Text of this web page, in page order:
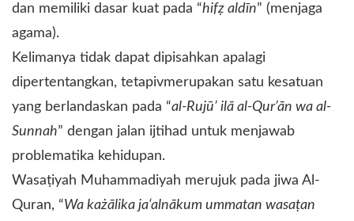
dan memiliki dasar kuat pada “hifẓ aldīn” (menjaga
agama).
Kelimanya tidak dapat dipisahkan apalagi
dipertentangkan, tetapivmerupakan satu kesatuan
yang berlandaskan pada “al-Rujū’ ilā al-Qur’ān wa al-
Sunnah” dengan jalan ijtihad untuk menjawab
problematika kehidupan.
Wasaṭiyah Muhammadiyah merujuk pada jiwa Al-
Quran, “Wa każālika ja‘alnākum ummatan wasaṭan